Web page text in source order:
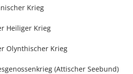
Krieg
Heiliger Krieg
Olynthischer Krieg
(Attischer Seebund)